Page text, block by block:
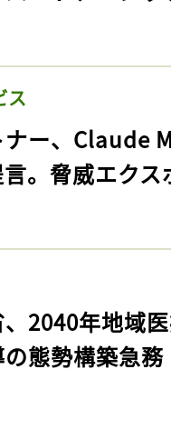
ス
ナー、Claude
。脅威エク
、2040年地域
態勢構築急務